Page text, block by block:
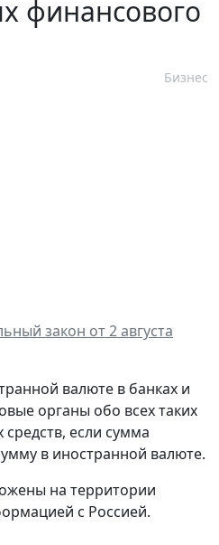
финансового
Бизнес
закон от 2 августа
валюте в банках и
органы обо всех таких
если сумма
в иностранной валюте.
на территории
с Россией.